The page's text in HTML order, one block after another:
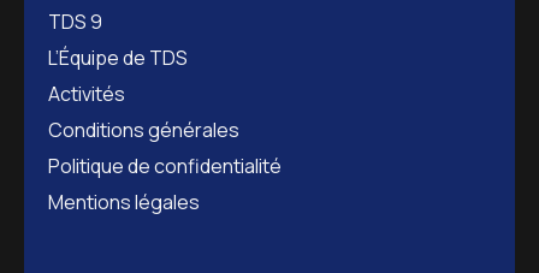
TDS 9
L’Équipe de TDS
Activités
Conditions générales
Politique de confidentialité
Mentions légales